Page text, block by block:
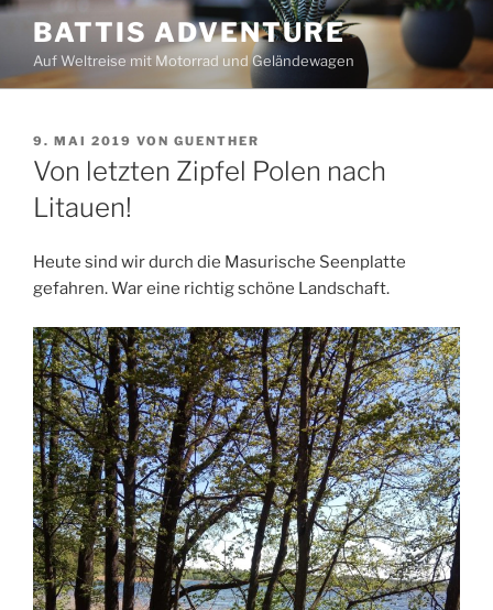
Zum
Inhalt
springen
BATTIS ADVENTURE
Auf Weltreise mit Motorrad und Geländewagen
VERÖFFENTLICHT
AM
9. MAI 2019 VON GUENTHER
Von letzten Zipfel Polen nach
Litauen!
Heute sind wir durch die Masurische Seenplatte
gefahren. War eine richtig schöne Landschaft.